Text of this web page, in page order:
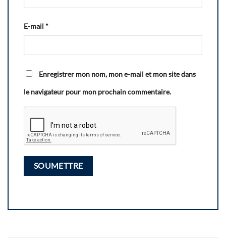
E-mail *
Enregistrer mon nom, mon e-mail et mon site dans
le navigateur pour mon prochain commentaire.